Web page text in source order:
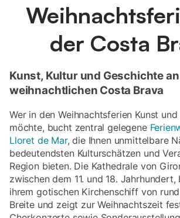
der Costa
Kunst, Kultur und Geschichte
weihnachtlichen Costa Brava
Wer in den Weihnachtsferien Kunst
möchte, bucht zentral gelegene
Lloret de Mar, die Ihnen unmittelbare
bedeutendsten Kulturschätzen und
Region bieten. Die Kathedrale von
zwischen dem 11. und 18.
ihrem gotischen Kirchenschiff von
Breite und zeigt zur Weihnachtszeit